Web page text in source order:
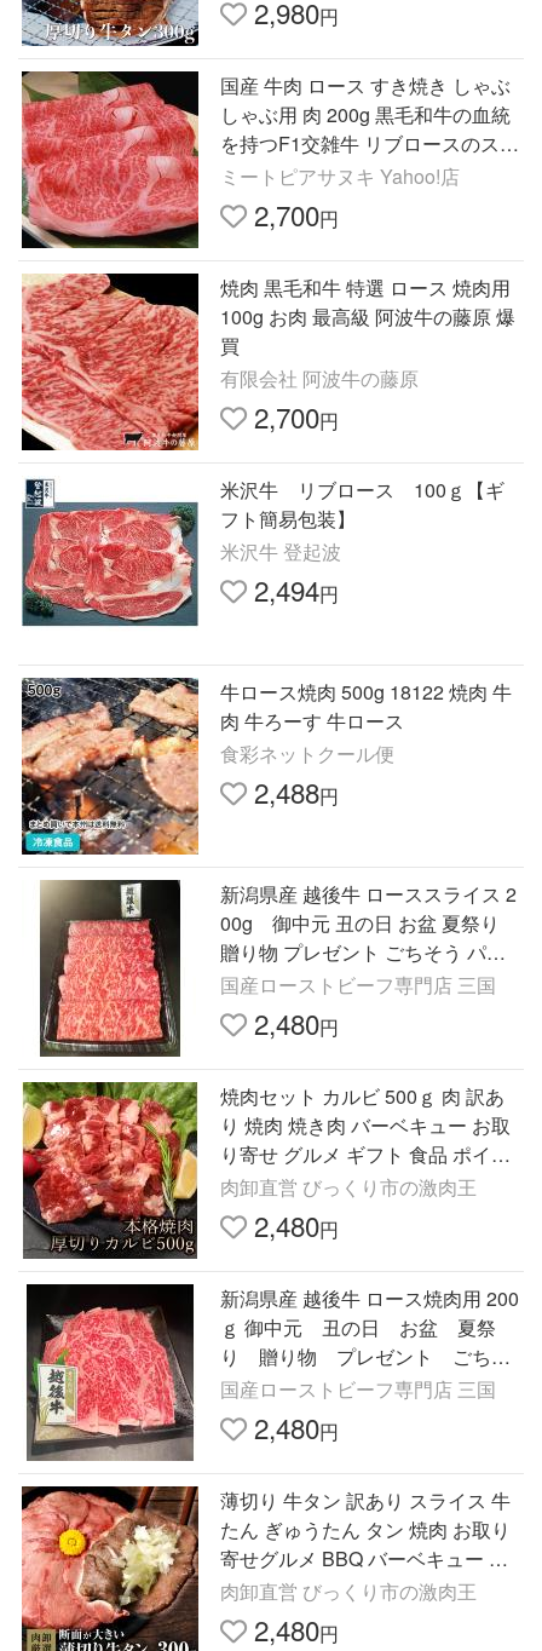
2,980円
国産 牛肉 ロース すき焼き しゃぶ
しゃぶ用 肉 200g 黒毛和牛の血統
を持つF1交雑牛 リブロースのスラ
イス肉
ミートピアサヌキ Yahoo!店
2,700円
焼肉 黒毛和牛 特選 ロース 焼肉用
100g お肉 最高級 阿波牛の藤原 爆
買
有限会社 阿波牛の藤原
2,700円
米沢牛 リブロース 100ｇ【ギ
フト簡易包装】
米沢牛 登起波
2,494円
牛ロース焼肉 500g 18122 焼肉 牛
肉 牛ろーす 牛ロース
食彩ネットクール便
2,488円
新潟県産 越後牛 ローススライス 2
00g 御中元 丑の日 お盆 夏祭り
贈り物 プレゼント ごちそう パー
ティー すきやき しゃぶしゃぶ 牛
丼 焼肉 牛肉
国産ローストビーフ専門店 三国
2,480円
焼肉セット カルビ 500ｇ 肉 訳あ
り 焼肉 焼き肉 バーベキュー お取
り寄せ グルメ ギフト 食品 ポイン
ト消化 厚切り かるび 爆買
肉卸直営 びっくり市の激肉王
2,480円
新潟県産 越後牛 ロース焼肉用 200
ｇ 御中元 丑の日 お盆 夏祭
り 贈り物 プレゼント ごちそ
う パーティー 焼肉 バーベキ
ュー 牛肉
国産ローストビーフ専門店 三国
2,480円
薄切り 牛タン 訳あり スライス 牛
たん ぎゅうたん タン 焼肉 お取り
寄せグルメ BBQ バーベキュー 牛
肉 肉 爆買
肉卸直営 びっくり市の激肉王
2,480円